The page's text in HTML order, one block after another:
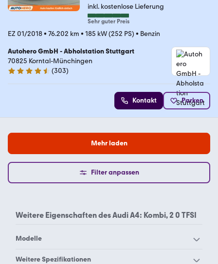
inkl. kostenlose Lieferung
Sehr guter Preis
EZ 01/2018• 76.202 km • 185 kW (252 PS) • Benzin
Autohero GmbH - Abholstation Stuttgart
70825 Korntal-Münchingen
4.4 Sterne
(303)
Kontakt Parken
Mehr laden
Filter anpassen
Weitere Eigenschaften desAudi A4: Kombi, 2 0 TFSI
Modelle
Audi 100
Weitere Spezifikationen